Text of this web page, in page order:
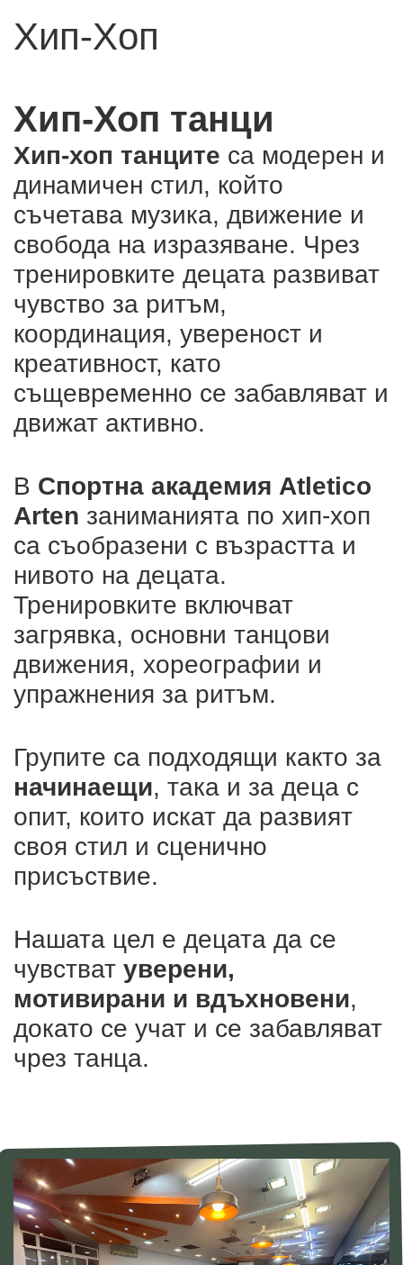
Хип-Хоп
Хип-Хоп танци
Хип-хоп танците са модерен и
динамичен стил, който
съчетава музика, движение и
свобода на изразяване. Чрез
тренировките децата развиват
чувство за ритъм,
координация, увереност и
креативност, като
същевременно се забавляват и
движат активно.
В Спортна академия Atletico
Arten заниманията по хип-хоп
са съобразени с възрастта и
нивото на децата.
Тренировките включват
загрявка, основни танцови
движения, хореографии и
упражнения за ритъм.
Групите са подходящи както за
начинаещи, така и за деца с
опит, които искат да развият
своя стил и сценично
присъствие.
Нашата цел е децата да се
чувстват уверени,
мотивирани и вдъхновени,
докато се учат и се забавляват
чрез танца.